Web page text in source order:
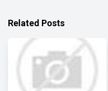
Related Posts